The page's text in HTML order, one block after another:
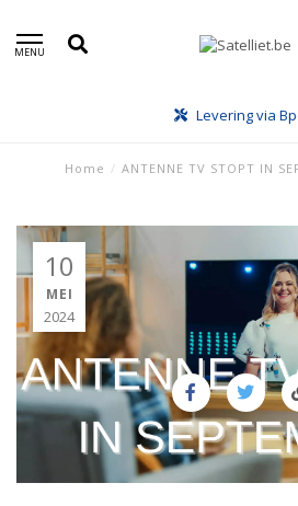
MENU
Levering via
Home / ANTENNE TV STOPT IN
10
MEI
2024